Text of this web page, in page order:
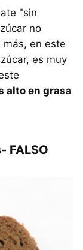
"sin
no
en este
es muy
alto en grasa
FALSO